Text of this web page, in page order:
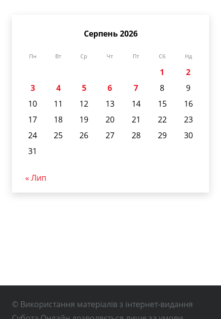
Серпень 2026
Пн Вт Ср Чт Пт Сб Нд
1
2
3
4 5 6 7 8
9
10
11 12 13 14 15
16
17
18 19 20 21 22
23
24
25 26 27 28 29
30
31
« Лип
© Використання матеріалів з інтернет-видання